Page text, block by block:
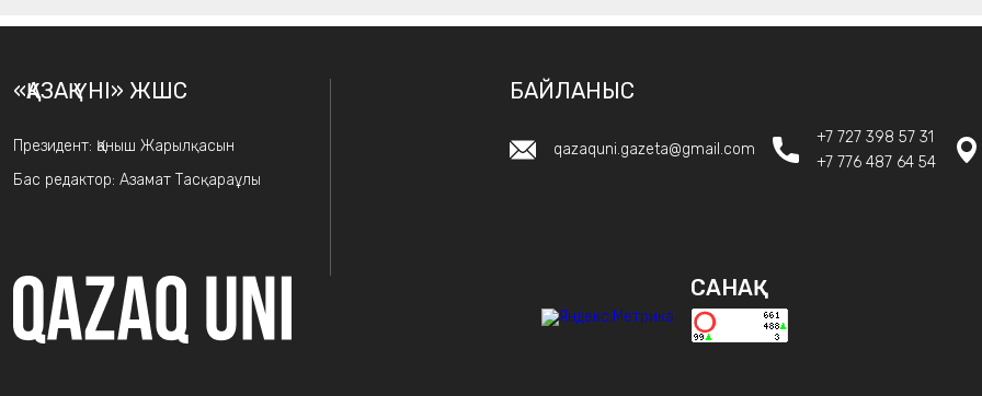
«ҚАЗАҚ ҮНІ» ЖШС
Президент: Қаныш Жарылқасын
Бас редактор: Азамат Тасқараұлы
БАЙЛАНЫС
qazaquni.gazeta@gmail.com
+7 727 398 57 31
+7 776 487 64 54
САНАҚ